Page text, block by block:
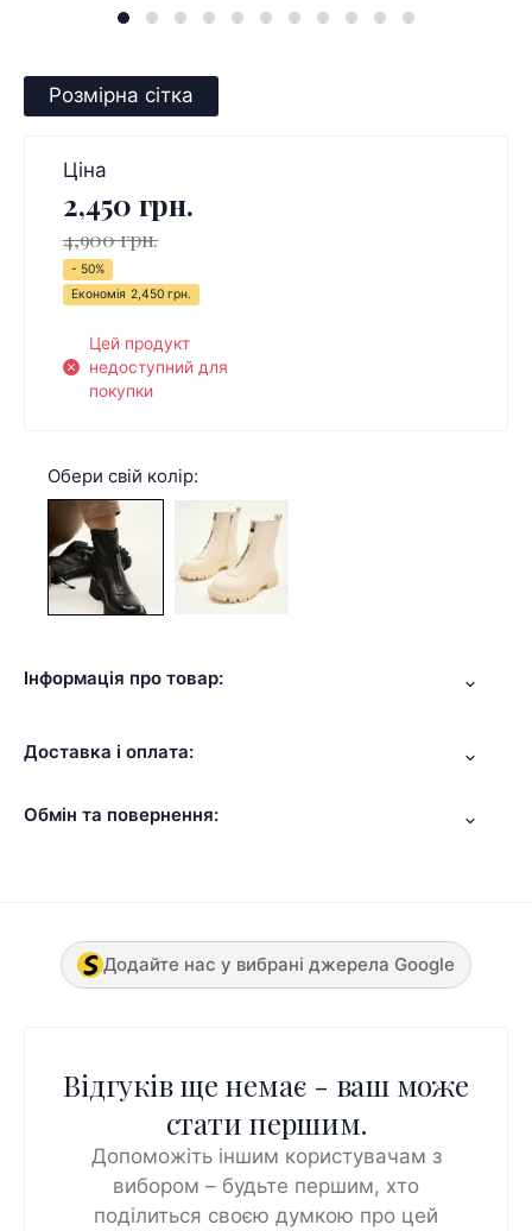
Розмірна сітка
Ціна
2,450 грн.
4,900 грн.
- 50%
Економія 2,450 грн.
Цей продукт
недоступний для
покупки
Обери свій колір:
Інформація про товар:
Доставка і оплата:
Обмін та повернення:
Додайте нас у вибрані джерела Google
Відгуків ще немає - ваш може
стати першим.
Допоможіть іншим користувачам з
вибором – будьте першим, хто
поділиться своєю думкою про цей